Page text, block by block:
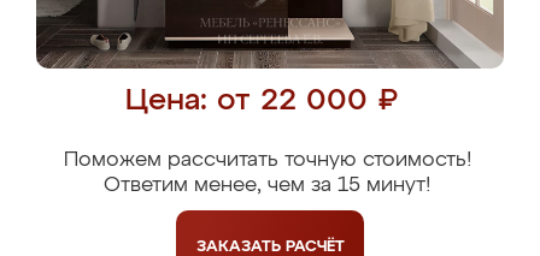
Цена: от 22 000 ₽
Поможем рассчитать точную стоимость!
Ответим менее, чем за 15 минут!
ЗАКАЗАТЬ РАСЧЁТ